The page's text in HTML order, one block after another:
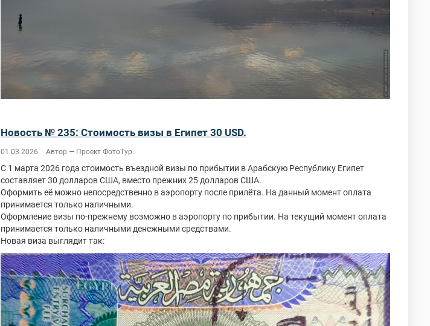
Новость № 235: Стоимость визы в Египет 30 USD.
01.03.2026 Автор — Проект ФотоТур.
С 1 марта 2026 года стоимость въездной визы по прибытии в Арабскую Республику Египет
составляет 30 долларов США, вместо прежних 25 долларов США.
Оформить её можно непосредственно в аэропорту после прилёта. На данный момент оплата
принимается только наличными.
Оформление визы по-прежнему возможно в аэропорту по прибытии. На текущий момент оплата
принимается только наличными денежными средствами.
Новая виза выглядит так: